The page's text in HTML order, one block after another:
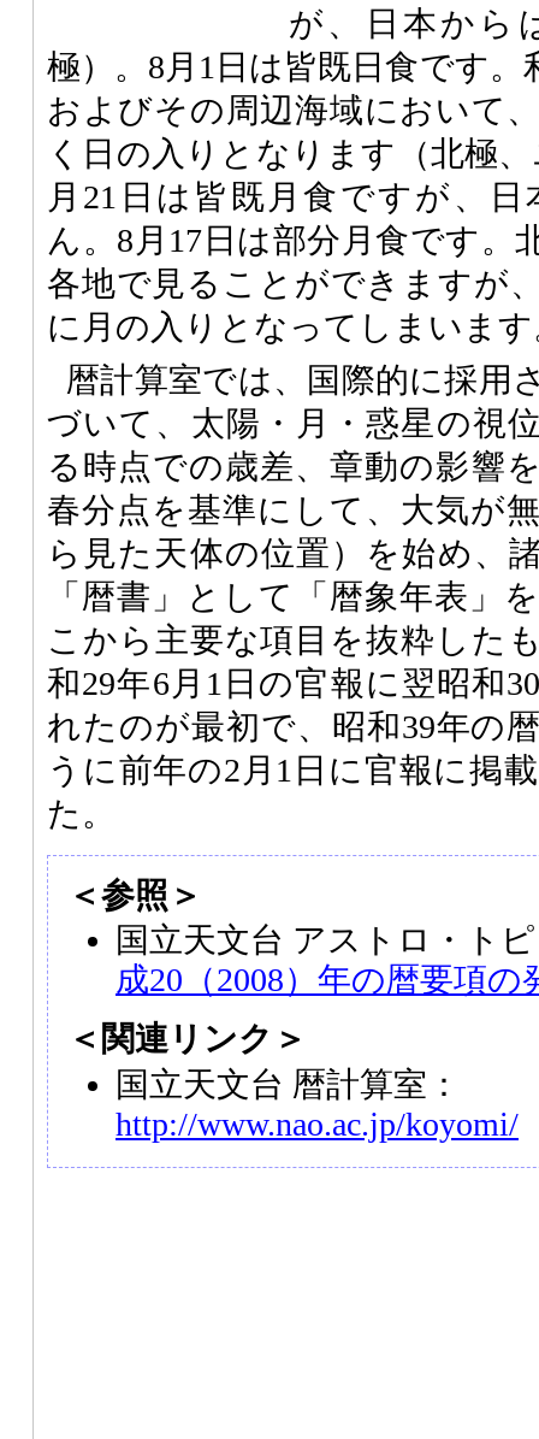
が、日本から
極）。8月1日は皆既日食です。
およびその周辺海域において
く日の入りとなります（北極
月21日は皆既月食ですが、
ん。8月17日は部分月食です。
各地で見ることができますが
に月の入りとなってしまいま
暦計算室では、国際的に採用
づいて、太陽・月・惑星の視
る時点での歳差、章動の影響
春分点を基準にして、大気が
ら見た天体の位置）を始め、
「暦書」として「暦象年表」
こから主要な項目を抜粋した
和29年6月1日の官報に翌昭和
れたのが最初で、昭和39年の
うに前年の2月1日に官報に掲
た。
＜参照＞
国立天文台 アストロ・ト
成20（2008）年の暦要項の
＜関連リンク＞
国立天文台 暦計算室：
http://www.nao.ac.jp/koyomi/